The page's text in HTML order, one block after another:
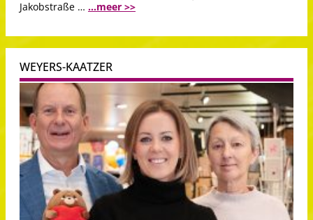
Jakobstraße … ...meer >>
WEYERS-KAATZER